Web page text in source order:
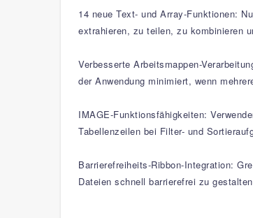
14 neue Text- und Array-Funktionen:
extrahieren, zu teilen, zu kombinieren
Verbesserte Arbeitsmappen-
der Anwendung minimiert, wenn
IMAGE-Funktionsfähigkeiten:
Tabellenzeilen bei Filter- und
Barrierefreiheits-Ribbon-Integration:
Dateien schnell barrierefrei zu